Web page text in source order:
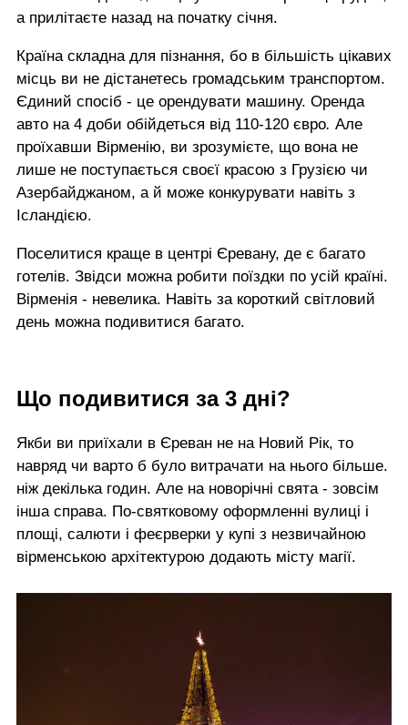
а прилітаєте назад на початку січня.
Країна складна для пізнання, бо в більшість цікавих
місць ви не дістанетесь громадським транспортом.
Єдиний спосіб - це орендувати машину. Оренда
авто на 4 доби обійдеться від 110-120 євро. Але
проїхавши Вірменію, ви зрозумієте, що вона не
лише не поступається своєї красою з Грузією чи
Азербайджаном, а й може конкурувати навіть з
Ісландією.
Поселитися краще в центрі Єревану, де є багато
готелів. Звідси можна робити поїздки по усій країні.
Вірменія - невелика. Навіть за короткий світловий
день можна подивитися багато.
Що подивитися за 3 дні?
Якби ви приїхали в Єреван не на Новий Рік, то
навряд чи варто б було витрачати на нього більше.
ніж декілька годин. Але на новорічні свята - зовсім
інша справа. По-святковому оформленні вулиці і
площі, салюти і феєрверки у купі з незвичайною
вірменською архітектурою додають місту магії.